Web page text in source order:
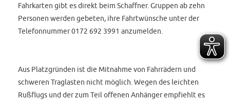
Fahrkarten gibt es direkt beim Schaffner. Gruppen ab zehn
Personen werden gebeten, ihre Fahrtwünsche unter der
Telefonnummer 0172 692 3991 anzumelden.
Aus Platzgründen ist die Mitnahme von Fahrrädern und
schweren Traglasten nicht möglich. Wegen des leichten
Rußflugs und der zum Teil offenen Anhänger empfiehlt es